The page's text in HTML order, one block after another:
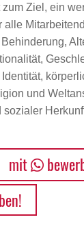
Ziel, ein
alle
und
sozialer
mit